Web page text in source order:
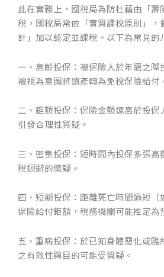
此在實務上，國稅局為防杜藉由「壽
稅，國稅局常依「實質課稅原則」，
計」加以認定並課稅。以下為常見的
一、高齡投保：被保險人於年邁之際
被視為意圖將遺產轉為免稅保險給付
二、鉅額投保：保險金額遠高於投保
引發合理性質疑。
三、密集投保：短時間內投保多張高
稅迴避的懷疑。
四、短期投保：距離死亡時間過短（
保險給付鉅額，稅務機關可能推定為
五、重病投保：於已知身體惡化或臨
之有效性與目的可能受質疑。